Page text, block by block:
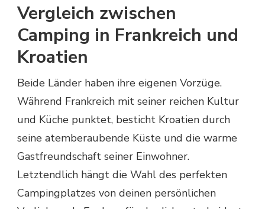
Vergleich zwischen
Camping in Frankreich und
Kroatien
Beide Länder haben ihre eigenen Vorzüge.
Während Frankreich mit seiner reichen Kultur
und Küche punktet, besticht Kroatien durch
seine atemberaubende Küste und die warme
Gastfreundschaft seiner Einwohner.
Letztendlich hängt die Wahl des perfekten
Campingplatzes von deinen persönlichen